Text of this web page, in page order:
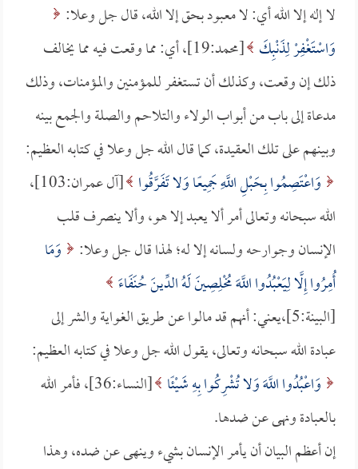
لا إله إلا الله أي: لا معبود بحق إلا الله، قال جل وعلا:
وَاسْتَغْفِرْ لِذَنْبِكَ
[محمد:19]، أي: مما وقعت فيه مما يخالف
ذلك إن وقعت، وكذلك أن تستغفر للمؤمنين والمؤمنات، وذلك
مدعاة إلى باب من أبواب الولاء والتلاحم والصلة والجمع بينه
وبينهم على تلك العقيدة، كما قال الله جل وعلا في كتابه العظيم:
وَاعْتَصِمُوا بِحَبْلِ اللَّهِ جَمِيعًا وَلا تَفَرَّقُوا
[آل عمران:103]،
الله سبحانه وتعالى أمر ألا يعبد إلا هو، وألا ينصرف قلب
الإنسان وجوارحه ولسانه إلا له؛ لهذا قال جل وعلا:
وَمَا
أُمِرُوا إِلَّا لِيَعْبُدُوا اللَّهَ مُخْلِصِينَ لَهُ الدِّينَ حُنَفَاءَ
[البينة:5]،يعني: أنهم قد مالوا عن طريق الغواية والشر إلى
عبادة الله سبحانه وتعالى، يقول الله جل وعلا في كتابه العظيم:
وَاعْبُدُوا اللَّهَ وَلا تُشْرِكُوا بِهِ شَيْئًا
[النساء:36]، فأمر الله
بالعبادة ونهى عن ضدها.
إن أعظم البيان أن يأمر الإنسان بشيء وينهى عن ضده، وهذا